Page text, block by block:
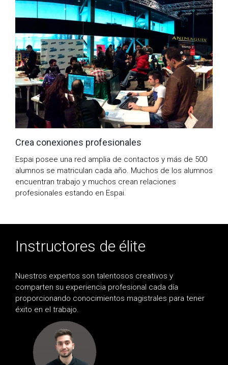
Crea conexiones profesionales
Espai posee una red amplia de contactos y más de 500
alumnos se matriculan cada año. Muchos de los alumnos
encuentran trabajo y muchos crean relaciones
profesionales estando en Espai.
Instructores de élite
Nuestros expertos son talentosos creativos y
comparten su experiencia profesional cada día
proporcionando conocimientos magistrales para tener
éxito en el trabajo.